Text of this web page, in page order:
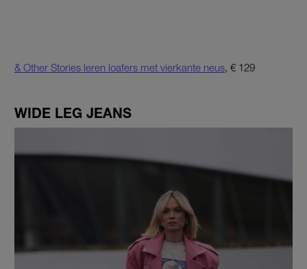
& Other Stories leren loafers met vierkante neus, € 129
WIDE LEG JEANS